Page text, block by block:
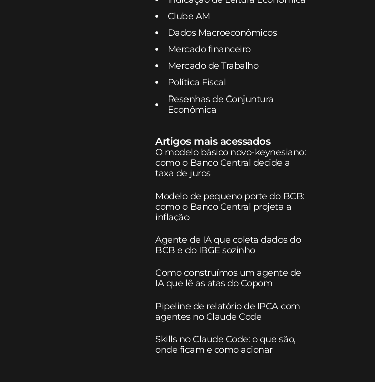
Clube AM
Dados Macroeconômicos
Mercado financeiro
Mercado de Trabalho
Política Fiscal
Resenhas de Conjuntura
Econômica
Artigos mais acessados
O modelo básico novo-keynesiano:
como o Banco Central decide a
taxa de juros
Modelo de pequeno porte do BCB:
como o Banco Central projeta a
inflação
Agente de IA que coleta dados do
BCB e do IBGE sozinho
Como construímos um agente de
IA que lê as atas do Copom
Pipeline de relatório de IPCA com
agentes no Claude Code
Skills no Claude Code: o que são,
onde ficam e como acionar